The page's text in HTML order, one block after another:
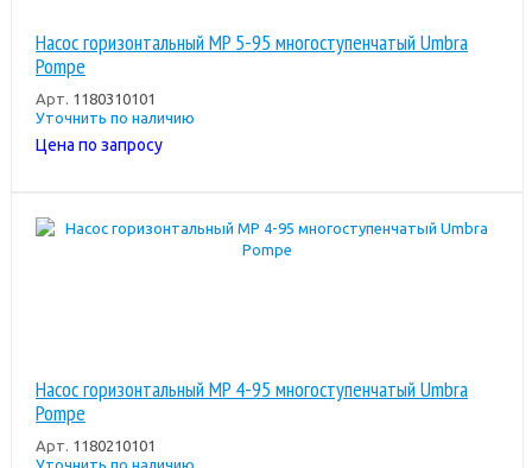
Насос горизонтальный MP 5-95 многоступенчатый Umbra
Pompe
Арт. 1180310101
Уточнить по наличию
Цена по запросу
Насос горизонтальный MP 4-95 многоступенчатый Umbra
Pompe
Арт. 1180210101
Уточнить по наличию